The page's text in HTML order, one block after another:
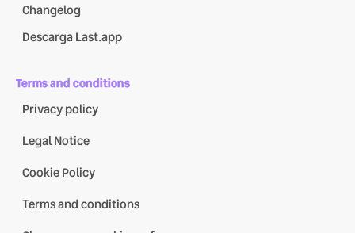
Changelog
Descarga Last.app
Terms and conditions
Privacy policy
Legal Notice
Cookie Policy
Terms and conditions